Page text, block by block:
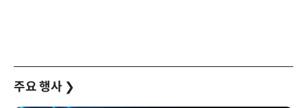
주요 행사 ❯